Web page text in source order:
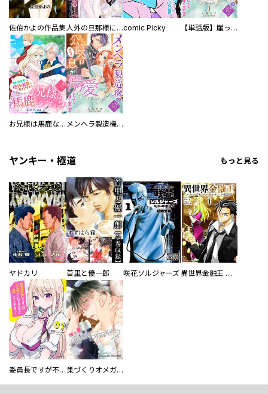
佐伯かよの作品集 人外の旦那様に娶られ毎晩ナカまで愛される…。アンソロジーcomic Picky 【単話版】崖っぷち令嬢ですが、意地と策略で幸せになります！シリーズ
お兄様は馬鹿なんですか？～地味王女は婚約破棄に巻き込まれる～ メンヘラ製造機の公爵令息（過保護）が溺愛してきます
ヤンキー・極道 もっと見る
ヤドカリ 首里と優一郎 咲花ソルジャーズ 異世界金融王 ～クローネ・ゴルディオンの覇道～
委員長ですが不良になるほど恋してます！ 巣づくりオメガバース